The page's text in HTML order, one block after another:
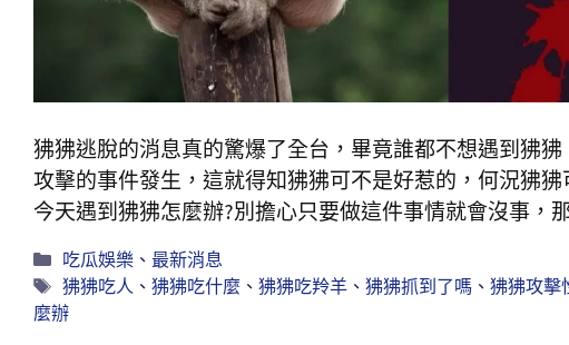
狒狒逃脫的消息真的驚爆了全台，畢竟誰都不想遇到狒
攻擊的事件發生，這就得知狒狒可不是好惹的，何況狒
今天遇到狒狒怎麼辦?別擔心只要做這件事情就會沒事，
吃瓜娛樂、 最新消息
狒狒吃人、 狒狒吃什麼、 狒狒吃羚羊、 狒狒抓到了嗎、 狒狒攻擊
麼辦